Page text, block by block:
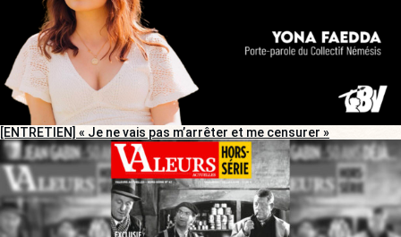
[ENTRETIEN] « Je ne vais pas m’arrêter et me censurer »